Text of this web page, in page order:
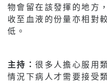
物會留在該發揮的地方
收至血液的份量亦相對
低。
主持：很多人擔心服用
情況下病人才需要接受